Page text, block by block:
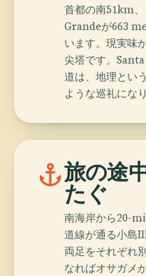
首都の南51km
Grandeが663
います。現実味
尖塔です。
道は、地理とい
ような巡礼にな
anchor旅の途
たぐ
南海岸から20-
道線が通る小島
両足をそれぞれ
なればオサガメ